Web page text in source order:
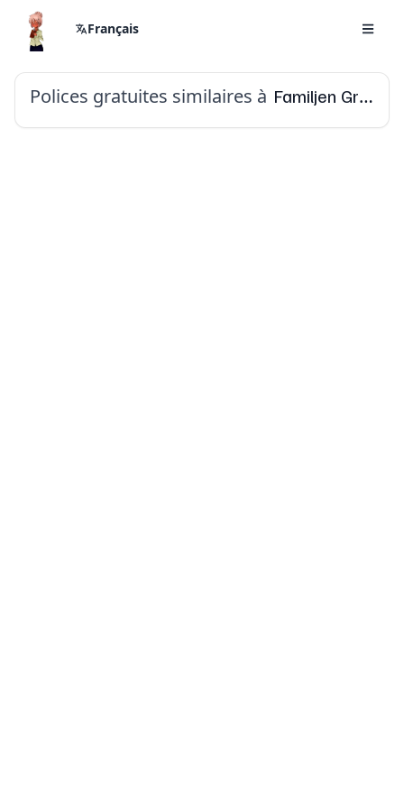
Français
Polices gratuites similaires à Familjen Grotesk